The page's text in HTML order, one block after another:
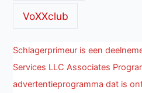
VoXXclub
Schlagerprimeur is een
Services LLC Associates
advertentieprogramma dat is